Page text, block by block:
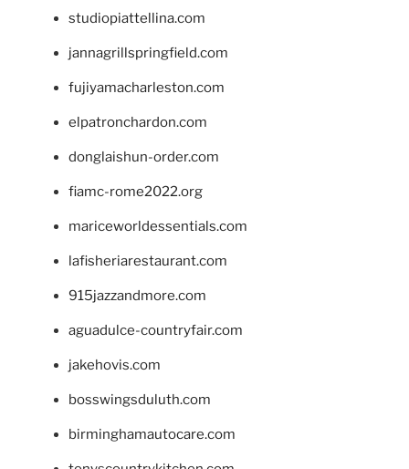
studiopiattellina.com
jannagrillspringfield.com
fujiyamacharleston.com
elpatronchardon.com
donglaishun-order.com
fiamc-rome2022.org
mariceworldessentials.com
lafisheriarestaurant.com
915jazzandmore.com
aguadulce-countryfair.com
jakehovis.com
bosswingsduluth.com
birminghamautocare.com